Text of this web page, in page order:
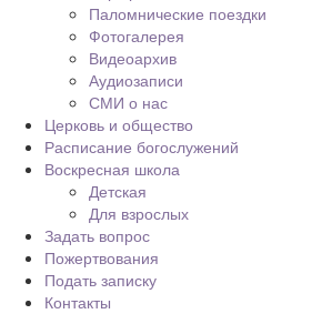
Паломнические поездки
Фотогалерея
Видеоархив
Аудиозаписи
СМИ о нас
Церковь и общество
Расписание богослужений
Воскресная школа
Детская
Для взрослых
Задать вопрос
Пожертвования
Подать записку
Контакты